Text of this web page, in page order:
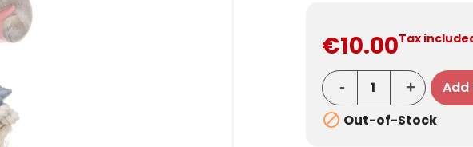
€10.00Tax
 Out-of-Stock